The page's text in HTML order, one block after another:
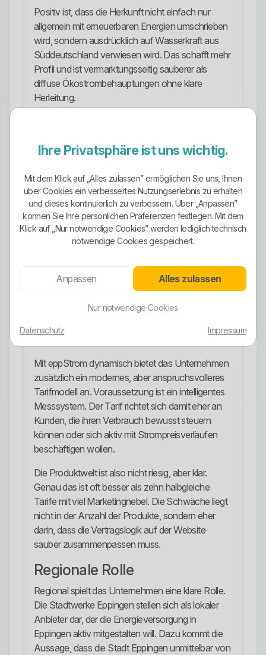
Positiv ist, dass die Herkunft nicht einfach nur
allgemein mit erneuerbaren Energien umschrieben
wird, sondern ausdrücklich auf Wasserkraft aus
Süddeutschland verwiesen wird. Das schafft mehr
Profil und ist vermarktungsseitig sauberer als
diffuse Ökostrombehauptungen ohne klare
Herleitung.
Tarif kann gut sein, aber entscheidend bleibt, ob
Nutzungsbedingungen wirklich passen.
Stromangebote
Für normale Haushalte steht vor allem eppStrom
natur im Mittelpunkt. Das ist der zentrale
Ökostromprodukt positioniert. Für Kunden mit
elektrischer Wärmeanwendung gibt es mit
Das ist sinnvoll, weil Wärmestrom nicht sauber in
jeden normalen Haushaltstarif gepresst werden
Mit eppStrom dynamisch bietet das Unternehmen
zusätzlich ein modernes, aber anspruchsvolleres
Tarifmodell an. Voraussetzung ist ein intelligentes
Messsystem. Der Tarif richtet sich damit eher an
Kunden, die ihren Verbrauch bewusst steuern
können oder sich aktiv mit Strompreisverläufen
beschäftigen wollen.
Die Produktwelt ist also nicht riesig, aber klar.
Genau das ist oft besser als zehn halbgleiche
Tarife mit viel Marketingnebel. Die Schwäche liegt
nicht in der Anzahl der Produkte, sondern eher
darin, dass die Vertragslogik auf der Website
sauber zusammenpassen muss.
Regionale Rolle
Regional spielt das Unternehmen eine klare Rolle.
Die Stadtwerke Eppingen stellen sich als lokaler
Anbieter dar, der die Energieversorgung in
Eppingen aktiv mitgestalten will. Dazu kommt die
Aussage, dass die Stadt Eppingen unmittelbar von
Ihre Privatsphäre ist uns wichtig.
Mit dem Klick auf „Alles zulassen” ermöglichen Sie uns, Ihnen
über Cookies ein verbessertes Nutzungserlebnis zu erhalten
und dieses kontinuierlich zu verbessern. Über „Anpassen”
können Sie Ihre persönlichen Präferenzen festlegen. Mit dem
Klick auf „Nur notwendige Cookies” werden lediglich technisch
notwendige Cookies gespeichert.
Anpassen Alles zulassen
Nur notwendige Cookies
Datenschutz Impressum